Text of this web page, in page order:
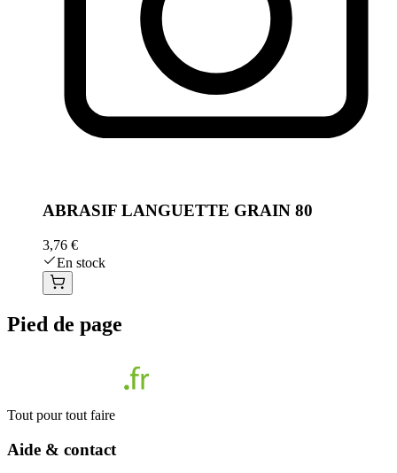
ABRASIF LANGUETTE GRAIN 80
3,76 €
En stock
Pied de page
Tout pour tout faire
Aide & contact